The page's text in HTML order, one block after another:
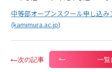
中等部オープンスクール申し込
(kamimura.ac.jp)
次の記事 一覧